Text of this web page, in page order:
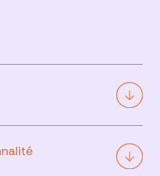
systémique